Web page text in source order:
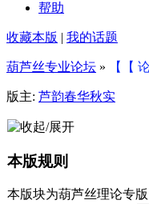
帮助
收藏本版 | 我的话题
葫芦丝专业论坛 » 【【
版主: 芦韵春华秋实
本版规则
本版块为葫芦丝理论专